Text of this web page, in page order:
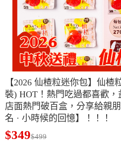
【2026 仙楂粒迷你包】仙
裝) HOT！熱門吃過都喜歡，
店面熱門破百盒，分享給親
名 · 小時候的回憶】！！！
$349$499